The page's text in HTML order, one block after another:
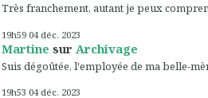
Très franchement, autant je peux
19h59 04 déc. 2023
Martine sur Archivage
Suis dégoûtée, l'employée de ma belle-
19h53 04 déc. 2023